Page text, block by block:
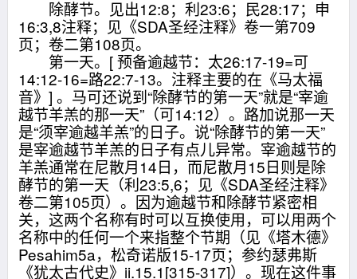
除酵节。见出12:8；利23:6；民28:17；申
16:3,8注释；见《SDA圣经注释》卷一第709
页；卷二第108页。
第一天。[ 预备逾越节：太26:17-19=可
14:12-16=路22:7-13。注释主要的在《马太福
音》] 。马可还说到“除酵节的第一天”就是“宰逾
越节羊羔的那一天”（可14:12）。路加说那一天
是“须宰逾越羊羔”的日子。说“除酵节的第一天”
是宰逾越节羊羔的日子有点儿异常。宰逾越节的
羊羔通常在尼散月14日，而尼散月15日则是除
酵节的第一天（利23:5,6；见《SDA圣经注释》
卷二第105页）。因为逾越节和除酵节紧密相
关，这两个名称有时可以互换使用，可以用两个
名称中的任何一个来指整个节期（见《塔木德》
Pesahim5a，松奇诺版15-17页；参约瑟弗斯
《犹太古代史》ii.15.1[315-317]）。现在这件事